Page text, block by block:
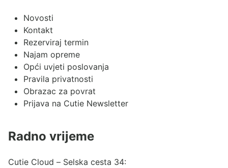
Novosti
Kontakt
Rezerviraj termin
Najam opreme
Opći uvjeti poslovanja
Pravila privatnosti
Obrazac za povrat
Prijava na Cutie Newsletter
Radno vrijeme
Cutie Cloud – Selska cesta 34: